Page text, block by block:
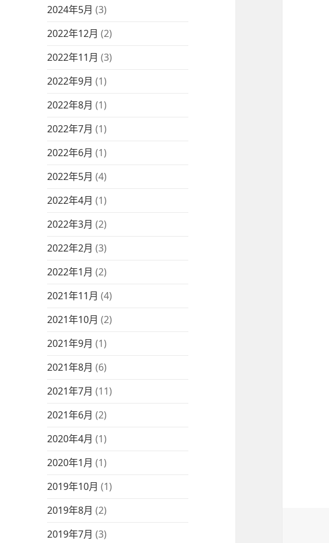
2024年5月 (3)
2022年12月 (2)
2022年11月 (3)
2022年9月 (1)
2022年8月 (1)
2022年7月 (1)
2022年6月 (1)
2022年5月 (4)
2022年4月 (1)
2022年3月 (2)
2022年2月 (3)
2022年1月 (2)
2021年11月 (4)
2021年10月 (2)
2021年9月 (1)
2021年8月 (6)
2021年7月 (11)
2021年6月 (2)
2020年4月 (1)
2020年1月 (1)
2019年10月 (1)
2019年8月 (2)
2019年7月 (3)